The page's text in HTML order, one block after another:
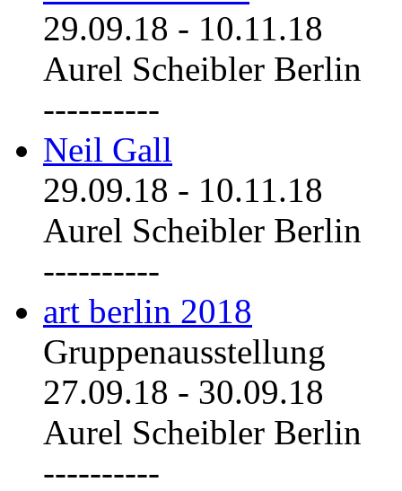
29.09.18 - 10.11.18
Aurel Scheibler Berlin
----------
Neil Gall
29.09.18 - 10.11.18
Aurel Scheibler Berlin
----------
art berlin 2018
Gruppenausstellung
27.09.18 - 30.09.18
Aurel Scheibler Berlin
----------